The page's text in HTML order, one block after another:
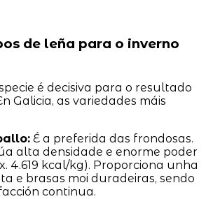
de leña para o inverno
é decisiva para o resultado
Galicia, as variedades máis
É a preferida das frondosas.
alta densidade e enorme poder
4.619 kcal/kg). Proporciona unha
e brasas moi duradeiras, sendo
continua.